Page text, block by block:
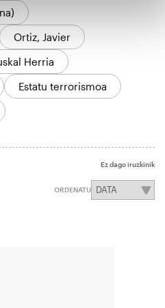
Ortiz, Javier
Herria
Estatu terrorismoa
Ez dago iruzkinik
ORDENATU